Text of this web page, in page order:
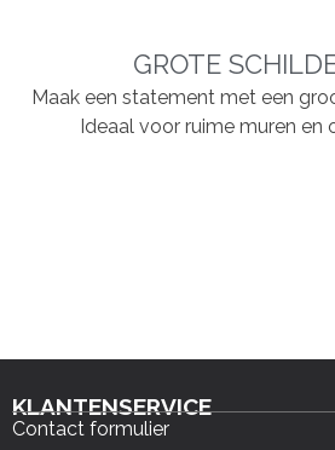
GROTE
Maak een statement met een
Ideaal voor ruime muren en
KLANTENSERVICE
Contact formulier